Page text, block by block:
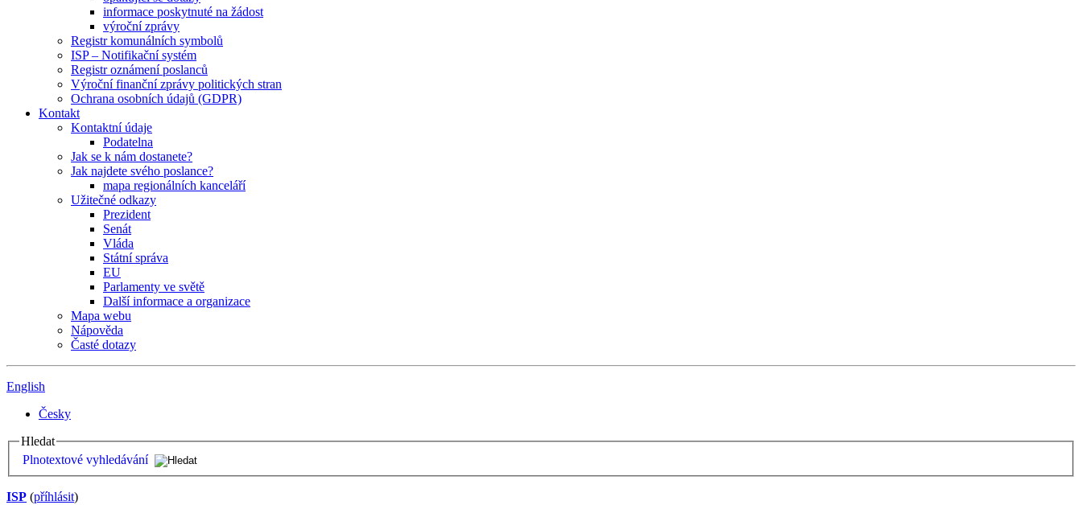
informace poskytnuté na žádost
výroční zprávy
Registr komunálních symbolů
ISP – Notifikační systém
Registr oznámení poslanců
Výroční finanční zprávy politických stran
Ochrana osobních údajů (GDPR)
Kontakt
Kontaktní údaje
Podatelna
Jak se k nám dostanete?
Jak najdete svého poslance?
mapa regionálních kanceláří
Užitečné odkazy
Prezident
Senát
Vláda
Státní správa
EU
Parlamenty ve světě
Další informace a organizace
Mapa webu
Nápověda
Časté dotazy
English
Česky
Hledat
Plnotextové vyhledávání
ISP (příhlásit)